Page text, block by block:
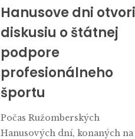
Hanusove dni
diskusiu o štátnej
podpore
profesionálneho
športu
Počas Ružomberských
Hanusových dní, konaných na